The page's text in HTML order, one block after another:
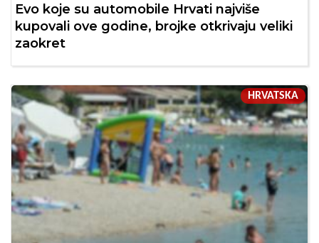
Evo koje su automobile Hrvati najviše
kupovali ove godine, brojke otkrivaju veliki
zaokret
HRVATSKA